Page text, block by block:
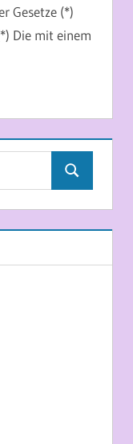
Gesetze (*)
Die mit einem
Suchen